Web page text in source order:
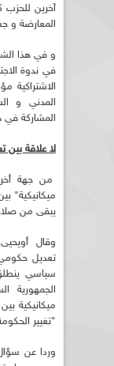
آخرين للحزب
المعارضة و
و في هذا
في ندوة
الاشتراكية
المدني و
المشاركة في
لا علاقة بين
من جهة
ميكانيكية"
يبقى من
وقال
تعديل
سياسي
الجمهورية
ميكانيكية
"تغيير
وردا عن